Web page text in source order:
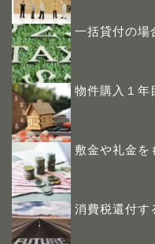
一括貸付の場
物件購入１年
敷金や礼金を
消費税還付す